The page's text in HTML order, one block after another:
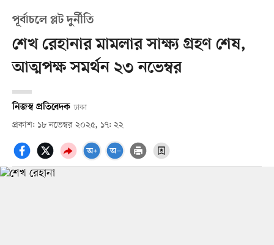
পূর্বাচলে প্লট দুর্নীতি
শেখ রেহানার মামলার সাক্ষ্য গ্রহণ শেষ,
আত্মপক্ষ সমর্থন ২৩ নভেম্বর
নিজস্ব প্রতিবেদক ঢাকা
প্রকাশ: ১৮ নভেম্বর ২০২৫, ১৭: ২২